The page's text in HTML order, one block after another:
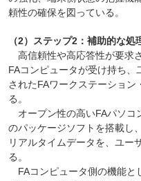
頼性の確保を図っている。
（2）ステップ2：補助的な処
高信頼性や高応答性が要求
FAコンピュータが受け持ち
されたFAワークステーション
る。
オープン性の高いFAパソコ
のパッケージソフトを搭載し
リアルタイムデータを、ユー
る。
FAコンピュータ側の機能と